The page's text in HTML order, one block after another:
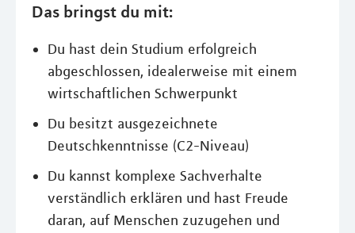
Das bringst du mit:
Du hast dein Studium erfolgreich
abgeschlossen, idealerweise mit einem
wirtschaftlichen Schwerpunkt
Du besitzt ausgezeichnete
Deutschkenntnisse (C2-Niveau)
Du kannst komplexe Sachverhalte
verständlich erklären und hast Freude
daran, auf Menschen zuzugehen und